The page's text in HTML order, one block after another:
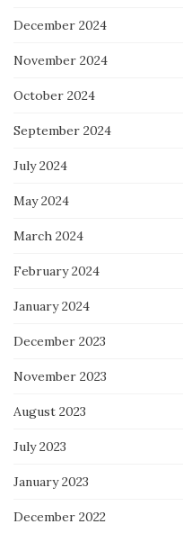
December 2024
November 2024
October 2024
September 2024
July 2024
May 2024
March 2024
February 2024
January 2024
December 2023
November 2023
August 2023
July 2023
January 2023
December 2022